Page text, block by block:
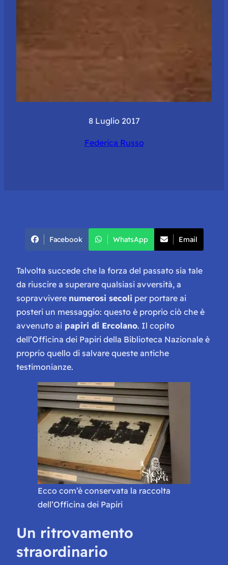
8 Luglio 2017
Federica Russo
Facebook WhatsApp Email
Talvolta succede che la forza del passato sia tale
da riuscire a superare qualsiasi avversità, a
sopravvivere numerosi secoli per portare ai
posteri un messaggio: questo è proprio ciò che è
avvenuto ai papiri di Ercolano. Il copito
dell’Officina dei Papiri della Biblioteca Nazionale è
proprio quello di salvare queste antiche
testimonianze.
Ecco com’è conservata la raccolta
dell’Officina dei Papiri
Un ritrovamento
straordinario